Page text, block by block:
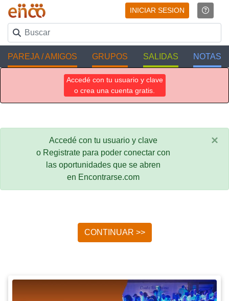
INICIAR SESION
PAREJA / AMIGOS GRUPOS SALIDAS NOTAS
Accedé con tu usuario y clave
o crea una cuenta gratis.
Accedé con tu usuario y clave
o Registrate para poder conectar con
las oportunidades que se abren
en Encontrarse.com
×
CONTINUAR >>